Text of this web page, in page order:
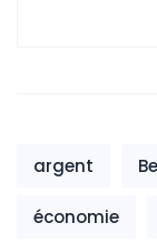
argent
économie